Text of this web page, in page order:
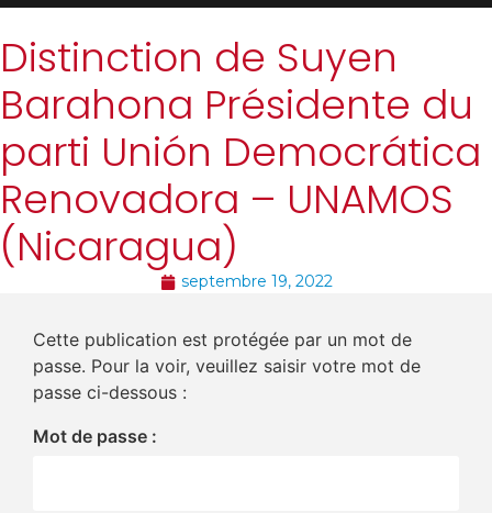
Distinction de Suyen
Barahona Présidente du
parti Unión Democrática
Renovadora – UNAMOS
(Nicaragua)
septembre 19, 2022
Cette publication est protégée par un mot de
passe. Pour la voir, veuillez saisir votre mot de
passe ci-dessous :
Mot de passe :